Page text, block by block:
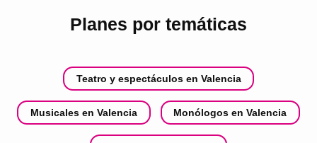
Planes por temáticas
Teatro y espectáculos en Valencia
Musicales en Valencia Monólogos en Valencia